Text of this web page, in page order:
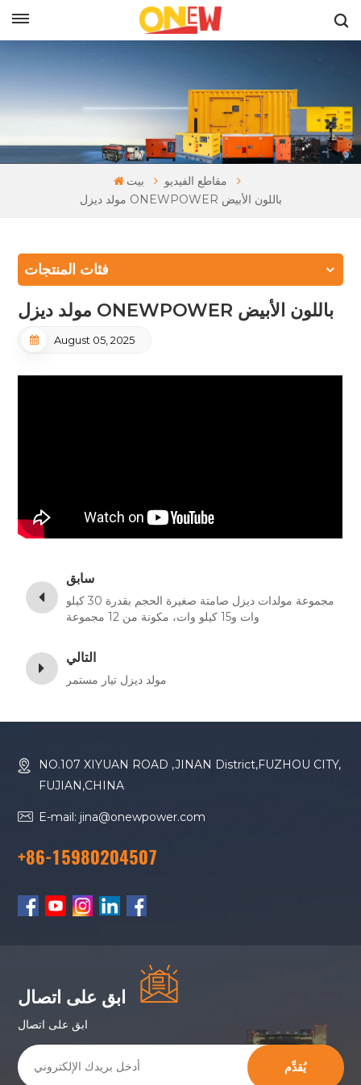
بيت
مقاطع الفيديو
مولد ديزل ONEWPOWER باللون الأبيض
فئات المنتجات
مولد ديزل ONEWPOWER باللون الأبيض
August 05, 2025
سابق
مجموعة مولدات ديزل صامتة صغيرة الحجم بقدرة 30 كيلو
وات و15 كيلو وات، مكونة من 12 مجموعة
التالي
مولد ديزل تيار مستمر
NO.107 XIYUAN ROAD ,JINAN District,FUZHOU CITY,
FUJIAN,CHINA
E-mail: jina@onewpower.com
+86-15980204507
ابق على اتصال
ابق على اتصال
يُقدِّم